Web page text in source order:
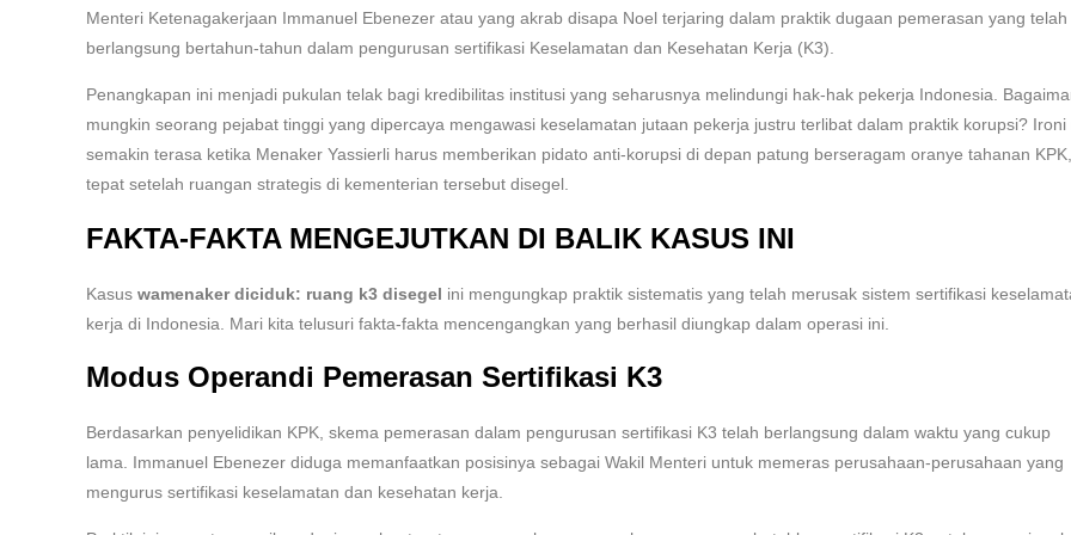
Menteri Ketenagakerjaan Immanuel Ebenezer atau yang akrab disapa Noel terjaring dalam praktik dugaan pemerasan yang telah
berlangsung bertahun-tahun dalam pengurusan sertifikasi Keselamatan dan Kesehatan Kerja (K3).
Penangkapan ini menjadi pukulan telak bagi kredibilitas institusi yang seharusnya melindungi hak-hak pekerja Indonesia.
mungkin seorang pejabat tinggi yang dipercaya mengawasi keselamatan jutaan pekerja justru terlibat dalam praktik korupsi? Ironi
semakin terasa ketika Menaker Yassierli harus memberikan pidato anti-korupsi di depan patung berseragam oranye tahanan KPK,
tepat setelah ruangan strategis di kementerian tersebut disegel.
FAKTA-FAKTA MENGEJUTKAN DI BALIK KASUS INI
Kasus wamenaker diciduk: ruang k3 disegel ini mengungkap praktik sistematis yang telah merusak sistem sertifikasi
kerja di Indonesia. Mari kita telusuri fakta-fakta mencengangkan yang berhasil diungkap dalam operasi ini.
Modus Operandi Pemerasan Sertifikasi K3
Berdasarkan penyelidikan KPK, skema pemerasan dalam pengurusan sertifikasi K3 telah berlangsung dalam waktu yang cukup
lama. Immanuel Ebenezer diduga memanfaatkan posisinya sebagai Wakil Menteri untuk memeras perusahaan-perusahaan yang
mengurus sertifikasi keselamatan dan kesehatan kerja.